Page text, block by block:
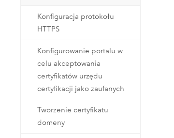
Konfiguracja protokołu
HTTPS
Konfigurowanie portalu w
celu akceptowania
certyfikatów urzędu
certyfikacji jako zaufanych
Tworzenie certyfikatu
domeny